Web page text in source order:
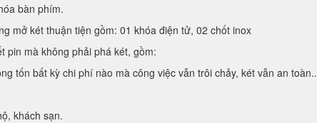
bàn phím.
mở két thuận tiện gồm: 01 khóa điện tử, 02 chốt inox
pin mà không phải phá két, gồm:
tốn bất kỳ chi phí nào mà công việc vẫn trôi chảy, két vẫn an toàn..
khách sạn.